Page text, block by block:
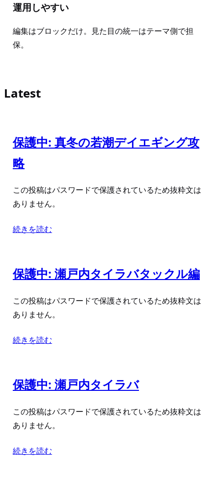
運用しやすい
編集はブロックだけ。見た目の統一はテーマ側で担
保。
Latest
保護中: 真冬の若潮デイエギング攻
略
この投稿はパスワードで保護されているため抜粋文は
ありません。
続きを読む
保護中: 瀬戸内タイラバタックル編
この投稿はパスワードで保護されているため抜粋文は
ありません。
続きを読む
保護中: 瀬戸内タイラバ
この投稿はパスワードで保護されているため抜粋文は
ありません。
続きを読む